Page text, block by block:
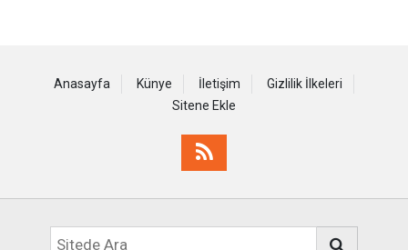
Anasayfa Künye İletişim
Gizlilik İlkeleri
Sitene Ekle